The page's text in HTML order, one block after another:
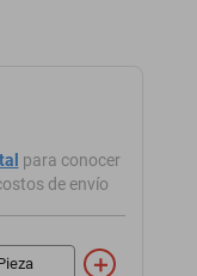
para conocer
de envío
＋